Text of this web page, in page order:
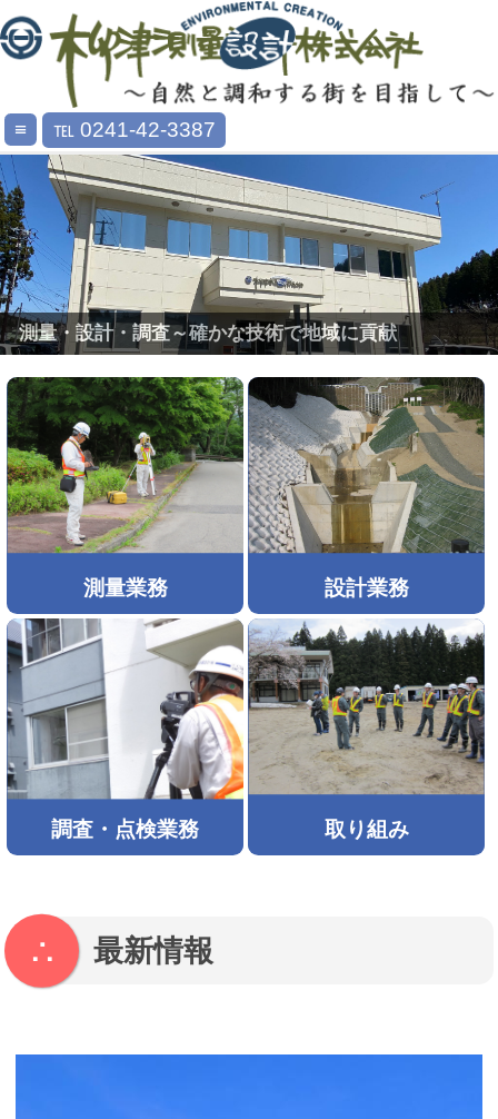
≡ ℡ 0241-42-3387
測量・設計・調査～確かな技術で地域に貢献
測量業務 設計業務
調査・点検業務 取り組み
最新情報